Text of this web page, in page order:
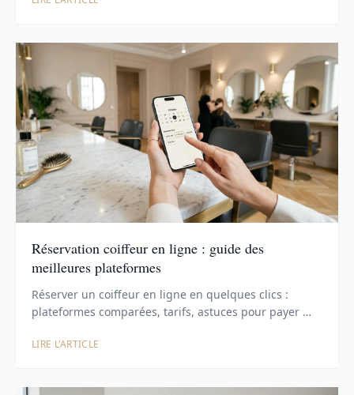
Réservation coiffeur en ligne : guide des
meilleures plateformes
Réserver un coiffeur en ligne en quelques clics :
plateformes comparées, tarifs, astuces pour payer …
LIRE L'ARTICLE